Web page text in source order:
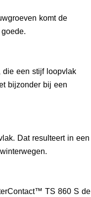
komt de
die een stijf loopvlak
bijzonder bij een
Dat resulteert in een
winterwegen.
TS 860 S de